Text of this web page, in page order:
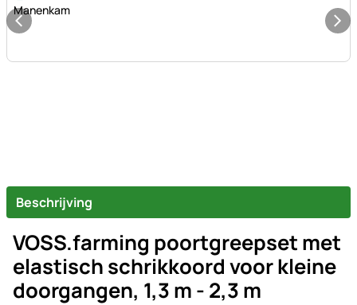
Manenkam
Beschrijving
VOSS.farming poortgreepset met
elastisch schrikkoord voor kleine
doorgangen, 1,3 m - 2,3 m